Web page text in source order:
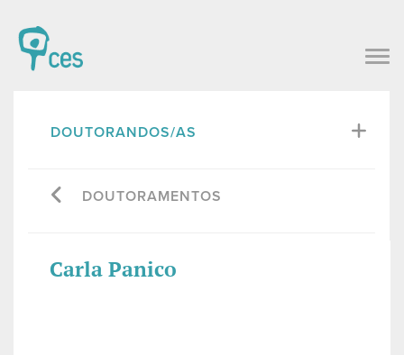
DOUTORANDOS/AS
DOUTORAMENTOS
Carla Panico